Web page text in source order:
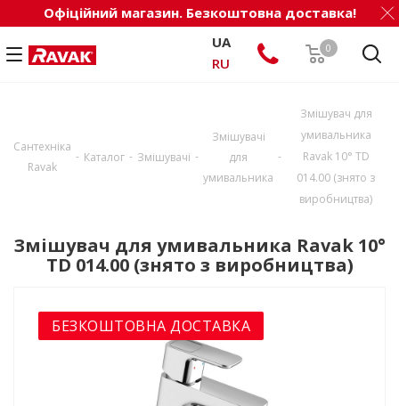
Офіційний магазин. Безкоштовна доставка!
0
UA
RU
Сантехніка
Ravak
- Каталог - Змішувачі -
Змішувачі
для
умивальника
-
Змішувач для
умивальника
Ravak 10° TD
014.00 (знято з
виробництва)
Змішувач для умивальника Ravak 10°
TD 014.00 (знято з виробництва)
БЕЗКОШТОВНА ДОСТАВКА